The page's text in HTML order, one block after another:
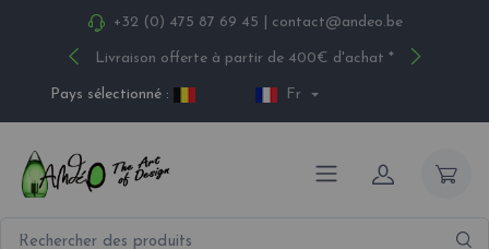
+32 (0) 475 87 69 45 contact@andeo.be
Livraison offerte à partir de 400€ d'achat *
Pays sélectionné : Fr